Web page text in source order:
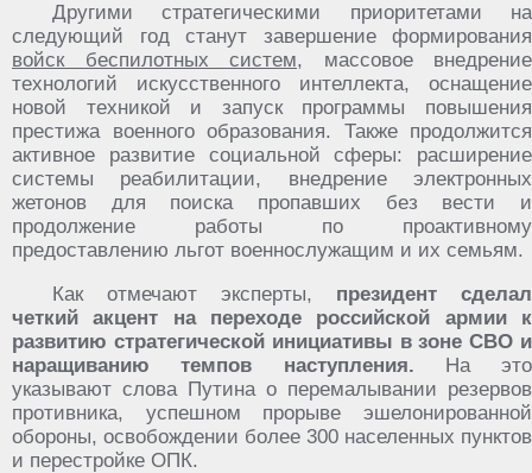
Другими стратегическими приоритетами на
следующий год станут завершение формирования
войск беспилотных систем, массовое внедрение
технологий искусственного интеллекта, оснащение
новой техникой и запуск программы повышения
престижа военного образования. Также продолжится
активное развитие социальной сферы: расширение
системы реабилитации, внедрение электронных
жетонов для поиска пропавших без вести и
продолжение работы по проактивному
предоставлению льгот военнослужащим и их семьям.
Как отмечают эксперты, президент сделал
четкий акцент на переходе российской армии к
развитию стратегической инициативы в зоне СВО и
наращиванию темпов наступления. На это
указывают слова Путина о перемалывании резервов
противника, успешном прорыве эшелонированной
обороны, освобождении более 300 населенных пунктов
и перестройке ОПК.